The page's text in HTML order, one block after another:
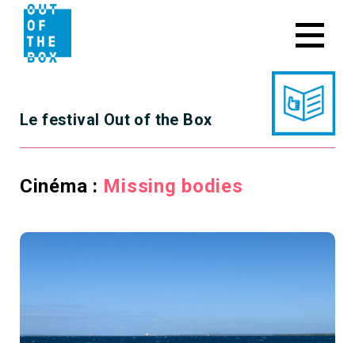
Skip
content
Le festival Out of the Box
Cinéma : Missing bodies